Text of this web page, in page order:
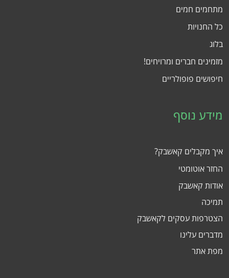
מתחמים חמים
כל החנויות
בלוג
מזמינים חברים ומרויחים!
חיפושים פופולריים
מידע נוסף
איך מקבלים קאשבק?
החזר אוטומטי
אודות קאשבק
תמיכה
הצטרפות עסקים לקאשבק
מדברים עלינו
מפת אתר